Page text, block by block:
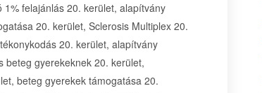
felajánlás 20. kerület, alapítvány
20. kerület, Sclerosis Multiplex 20.
20. kerület, alapítvány
beteg gyerekeknek 20. kerület,
beteg gyerekek támogatása 20.